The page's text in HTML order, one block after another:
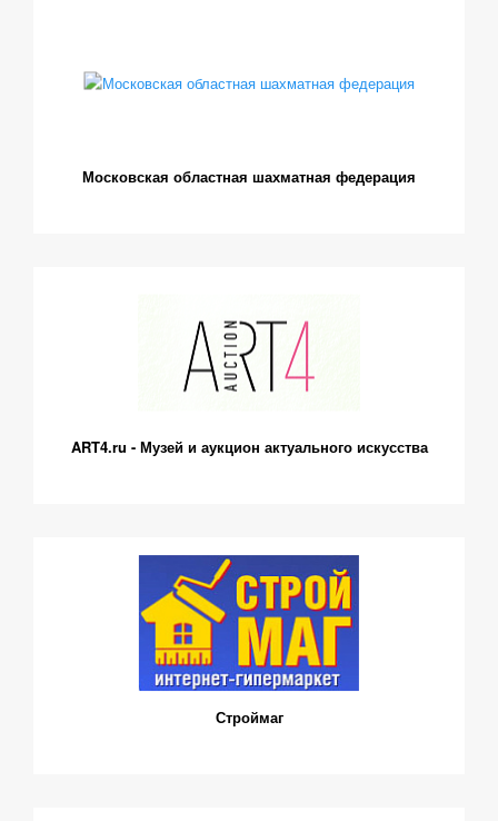
Московская областная шахматная федерация
ART4.ru - Музей и аукцион актуального искусства
Строймаг